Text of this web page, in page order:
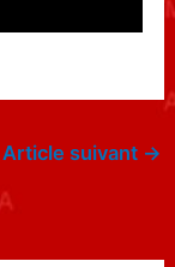
Article suivant →